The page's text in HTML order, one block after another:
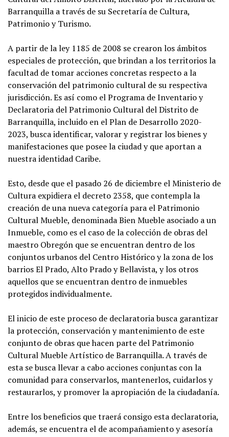
Barranquilla a través de su Secretaría de Cultura,
Patrimonio y Turismo.
A partir de la ley 1185 de 2008 se crearon los ámbitos
especiales de protección, que brindan a los territorios la
facultad de tomar acciones concretas respecto a la
conservación del patrimonio cultural de su respectiva
jurisdicción. Es así como el Programa de Inventario y
Declaratoria del Patrimonio Cultural del Distrito de
Barranquilla, incluido en el Plan de Desarrollo 2020-
2023, busca identificar, valorar y registrar los bienes y
manifestaciones que posee la ciudad y que aportan a
nuestra identidad Caribe.
Esto, desde que el pasado 26 de diciembre el Ministerio de
Cultura expidiera el decreto 2358, que contempla la
creación de una nueva categoría para el Patrimonio
Cultural Mueble, denominada Bien Mueble asociado a un
Inmueble, como es el caso de la colección de obras del
maestro Obregón que se encuentran dentro de los
conjuntos urbanos del Centro Histórico y la zona de los
barrios El Prado, Alto Prado y Bellavista, y los otros
aquellos que se encuentran dentro de inmuebles
protegidos individualmente.
El inicio de este proceso de declaratoria busca garantizar
la protección, conservación y mantenimiento de este
conjunto de obras que hacen parte del Patrimonio
Cultural Mueble Artístico de Barranquilla. A través de
esta se busca llevar a cabo acciones conjuntas con la
comunidad para conservarlos, mantenerlos, cuidarlos y
restaurarlos, y promover la apropiación de la ciudadanía.
Entre los beneficios que traerá consigo esta declaratoria,
además, se encuentra el de acompañamiento y asesoría